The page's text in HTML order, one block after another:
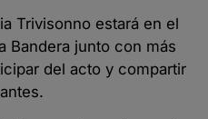
Trivisonno estará en el
Bandera junto con más
del acto y compartir